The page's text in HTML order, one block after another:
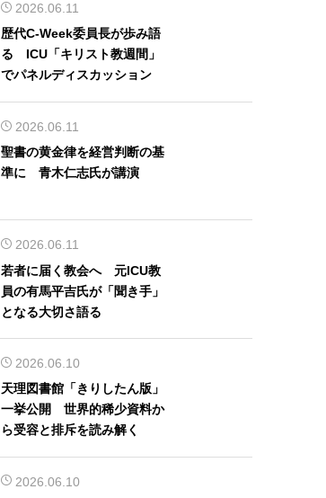
2026.06.11
歴代C-Week委員長が歩み語
る ICU「キリスト教週間」
でパネルディスカッション
2026.06.11
聖書の黄金律を経営判断の基
準に 青木仁志氏が講演
2026.06.11
若者に届く教会へ 元ICU教
員の有馬平吉氏が「聞き手」
となる大切さ語る
2026.06.10
天理図書館「きりしたん版」
一挙公開 世界的稀少資料か
ら受容と排斥を読み解く
2026.06.10